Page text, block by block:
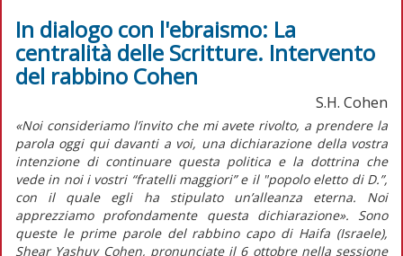
In dialogo con l'ebraismo: La
centralità delle Scritture. Intervento
del rabbino Cohen
S.H. Cohen
«Noi consideriamo l’invito che mi avete rivolto, a prendere la
parola oggi qui davanti a voi, una dichiarazione della vostra
intenzione di continuare questa politica e la dottrina che
vede in noi i vostri “fratelli maggiori” e il "popolo eletto di D.”,
con il quale egli ha stipulato un’alleanza eterna. Noi
apprezziamo profondamente questa dichiarazione». Sono
queste le prime parole del rabbino capo di Haifa (Israele),
Shear Yashuv Cohen, pronunciate il 6 ottobre nella sessione